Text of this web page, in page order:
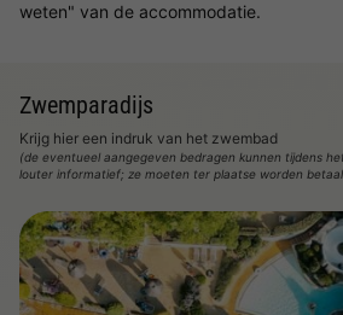
weten" van de accommodatie.
Zwemparadijs
Krijg hier een indruk van het zwembad
(de eventueel aangegeven bedragen kunnen tijdens
louter informatief; ze moeten ter plaatse worden